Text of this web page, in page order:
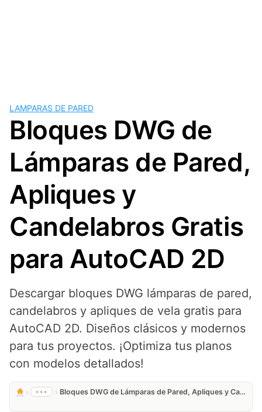
LAMPARAS DE PARED
Bloques DWG de
Lámparas de Pared,
Apliques y
Candelabros Gratis
para AutoCAD 2D
Descargar bloques DWG lámparas de pared,
candelabros y apliques de vela gratis para
AutoCAD 2D. Diseños clásicos y modernos
para tus proyectos. ¡Optimiza tus planos
con modelos detallados!
› ••• › Bloques DWG de Lámparas de Pared, Apliques y Candelabros Gratis para AutoCAD 2D